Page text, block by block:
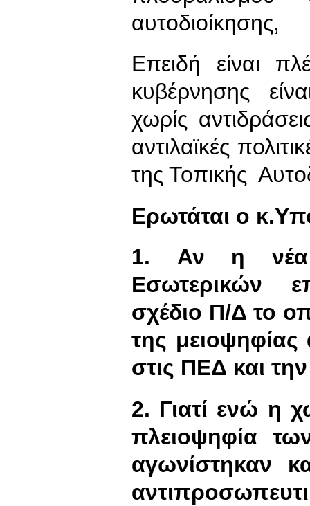
αυτοδιοίκησης,
Επειδή είναι
κυβέρνησης
χωρίς
αντιλαϊκές
της Τοπικής
Ερωτάται ο
1. Αν η νέα
Εσωτερικών
σχέδιο Π/Δ το
της
στις ΠΕΔ και
2. Γιατί ενώ η
πλειοψηφία
αγωνίστηκαν